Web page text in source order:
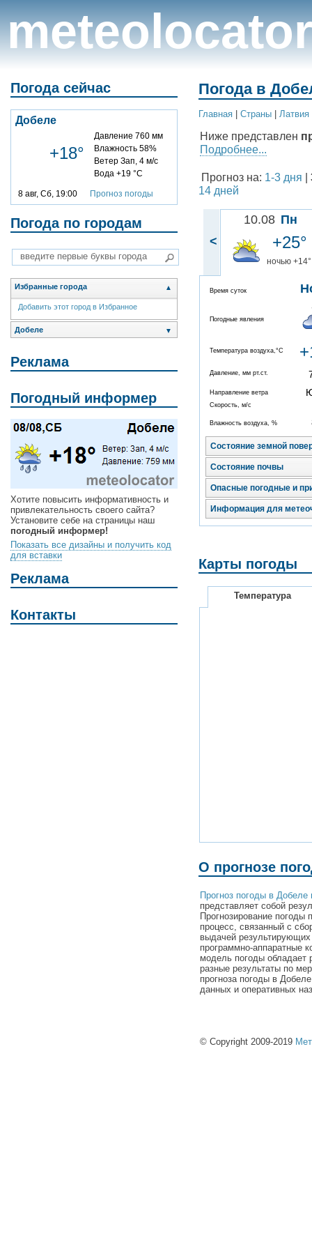
meteolocator
Погода сейчас
Добеле
+18°
Давление 760 мм
Влажность 58%
Ветер Зап, 4 м/с
Вода +19 °C
8 авг, Сб, 19:00 Прогноз погоды
Погода по городам
Избранные города ▲
Добавить этот город в Избранное
Добеле ▼
Реклама
Погодный информер
Хотите повысить информативность и
привлекательность своего сайта?
Установите себе на страницы наш
погодный информер!
Показать все дизайны и получить код
для вставки
Реклама
Контакты
Погода в
Главная Cтраны Латвия
Ниже представлен
Подробнее...
Прогноз на: 1-3 дня
14 дней
<
10.08 Пн
+25°
ночью +14°
Время суток
Погодные явления
Температура воздуха,°C
Давление, мм рт.ст.
Направление ветра
Скорость, м/с
Влажность воздуха, %
Состояние земной
Состояние почвы
Опасные погодные и
Информация для
Карты погоды
Температура
О прогнозе
Прогноз погоды в Добеле
представляет собой
Прогнозирование погоды
процесс, связанный с
выдачей
программно-аппаратные
модель погоды обладает
разные результаты по
прогноза погоды в
данных и оперативных
© Copyright 2009-2019